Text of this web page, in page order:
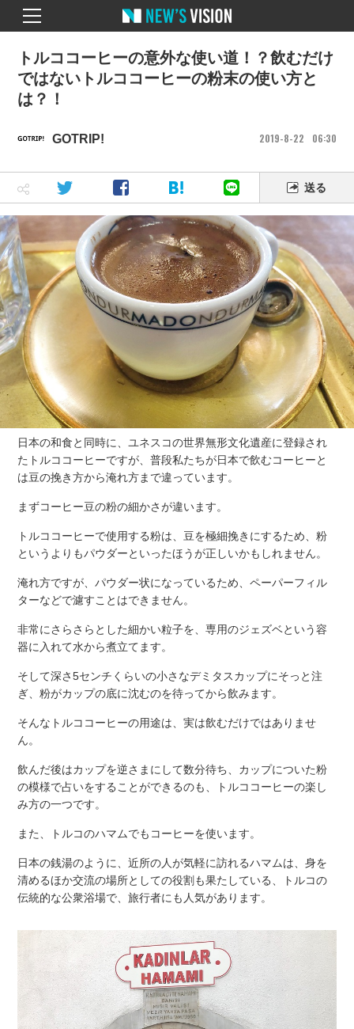
GOTRIP! 2019 8 22 06 30
トルココーヒーの意外な使い道！？飲むだけ
ではないトルココーヒーの粉末の使い方と
は？！
送る
日本の和食と同時に、ユネスコの世界無形文化遺産に登録され
たトルココーヒーですが、普段私たちが日本で飲むコーヒーと
は豆の挽き方から淹れ方まで違っています。
まずコーヒー豆の粉の細かさが違います。
トルココーヒーで使用する粉は、豆を極細挽きにするため、粉
というよりもパウダーといったほうが正しいかもしれません。
淹れ方ですが、パウダー状になっているため、ペーパーフィル
ターなどで濾すことはできません。
非常にさらさらとした細かい粒子を、専用のジェズベという容
器に入れて水から煮立てます。
そして深さ5センチくらいの小さなデミタスカップにそっと注
ぎ、粉がカップの底に沈むのを待ってから飲みます。
そんなトルココーヒーの用途は、実は飲むだけではありませ
ん。
飲んだ後はカップを逆さまにして数分待ち、カップについた粉
の模様で占いをすることができるのも、トルココーヒーの楽し
み方の一つです。
また、トルコのハマムでもコーヒーを使います。
日本の銭湯のように、近所の人が気軽に訪れるハマムは、身を
清めるほか交流の場所としての役割も果たしている、トルコの
伝統的な公衆浴場で、旅行者にも人気があります。